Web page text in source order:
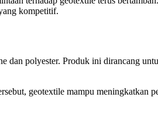
kompetitif.
polyester. Produk ini dirancang
geotextile mampu meningkatkan